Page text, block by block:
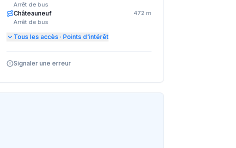
Arrêt de bus
Châteauneuf
Arrêt de bus
472 m
Tous les accès · Points d'intérêt
Signaler une erreur